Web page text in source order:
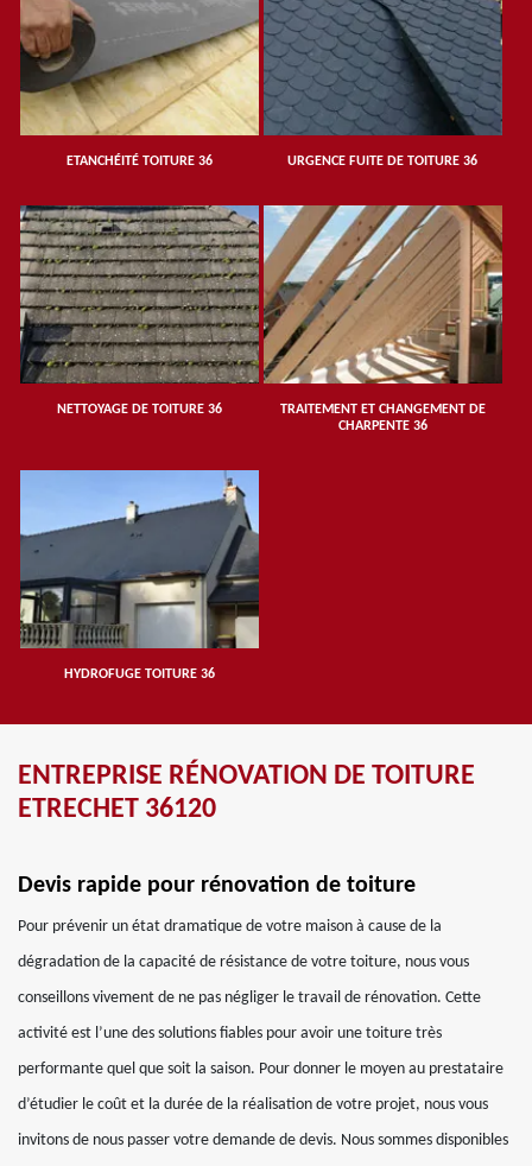
ETANCHÉITÉ TOITURE 36 URGENCE FUITE DE TOITURE 36
NETTOYAGE DE TOITURE 36
TRAITEMENT ET CHANGEMENT DE
CHARPENTE 36
HYDROFUGE TOITURE 36
ENTREPRISE RÉNOVATION DE TOITURE
ETRECHET 36120
Devis rapide pour rénovation de toiture
Pour prévenir un état dramatique de votre maison à cause de la
dégradation de la capacité de résistance de votre toiture, nous vous
conseillons vivement de ne pas négliger le travail de rénovation. Cette
activité est l’une des solutions fiables pour avoir une toiture très
performante quel que soit la saison. Pour donner le moyen au prestataire
d’étudier le coût et la durée de la réalisation de votre projet, nous vous
invitons de nous passer votre demande de devis. Nous sommes disponibles